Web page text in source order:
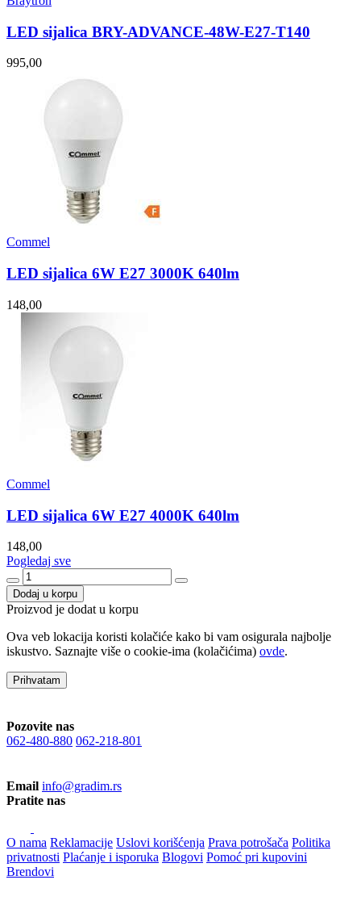
LED sijalica BRY-ADVANCE-48W-E27-T140
995,00
Commel
LED sijalica 6W E27 3000K 640lm
148,00
Commel
LED sijalica 6W E27 4000K 640lm
148,00
Pogledaj sve
Dodaj u korpu
Proizvod je dodat u korpu
Ova veb lokacija koristi kolačiće kako bi vam osigurala najbolje
iskustvo. Saznajte više o cookie-ima (kolačićima) ovde.
Prihvatam
Pozovite nas
062-480-880 062-218-801
Email info@gradim.rs
Pratite nas
O nama Reklamacije Uslovi korišćenja Prava potrošača Politika
privatnosti Plaćanje i isporuka Blogovi Pomoć pri kupovini
Brendovi